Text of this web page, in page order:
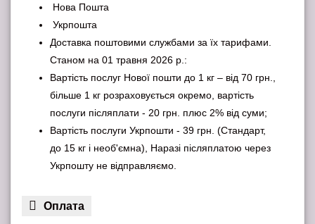
Нова Пошта
Укрпошта
Доставка поштовими службами за їх тарифами.
Станом на 01 травня 2026 р.:
Вартість послуг Нової пошти до 1 кг – від 70 грн.,
більше 1 кг розраховується окремо, вартість
послуги післяплати - 20 грн. плюс 2% від суми;
Вартість послуги Укрпошти - 39 грн. (Стандарт,
до 15 кг і необ'ємна), Наразі післяплатою через
Укрпошту не відправляємо.
Оплата